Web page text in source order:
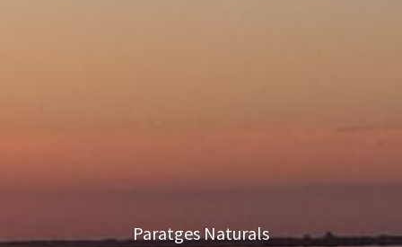
Paratges Naturals